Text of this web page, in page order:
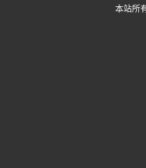
本站所